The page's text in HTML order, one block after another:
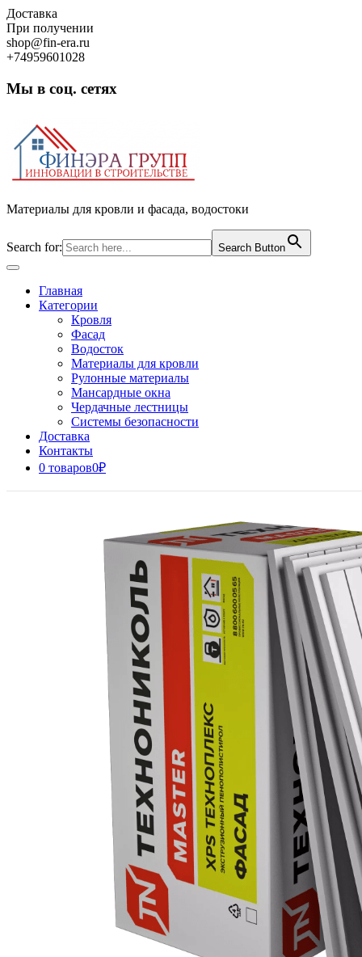
Skip
to
content
Доставка
При получении
shop@fin-era.ru
+74959601028
Мы в соц. сетях
Материалы для кровли и фасада, водостоки
Search for: Search Button
Open
ButtonГлавная
Категории
Кровля
Фасад
Водосток
Материалы для кровли
Рулонные материалы
Мансардные окна
Чердачные лестницы
Системы безопасности
Доставка
Контакты
0 товаров0₽
Close